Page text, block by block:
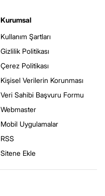
Kurumsal
Kullanım Şartları
Gizlilik Politikası
Çerez Politikası
Kişisel Verilerin Korunması
Veri Sahibi Başvuru Formu
Webmaster
Mobil Uygulamalar
RSS
Sitene Ekle